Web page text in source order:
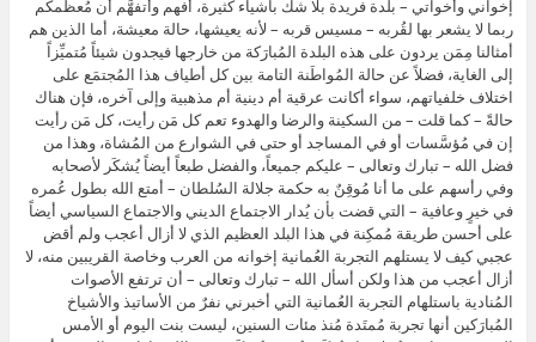
إخواني وأخواتي – بلدة فريدة بلا شك بأشياء كثيرة، أفهم وأتفهَّم أن مُعظَمكم
ربما لا يشعر بها لقُربه – مسيس قربه – لأنه يعيشها، حالة معيشة، أما الذين هم
أمثالنا مِمَن يردون على هذه البلدة المُبارَكة من خارجها فيجدون شيئاً مُتميِّزاً
إلى الغاية، فضلاً عن حالة المُواطَنة التامة بين كل أطياف هذا المُجتمَع على
اختلاف خلفياتهم، سواء أكانت عرقية أم دينية أم مذهبية وإلى آخره، فإن هناك
حالةً – كما قلت – من السكينة والرضا والهدوء تعم كل مَن رأيت، كل مَن رأيت
إن في مُؤسَّسات أو في المساجد أو حتى في الشوارع من المُشاة، وهذا من
فضل الله – تبارك وتعالى – عليكم جميعاً، والفضل طبعاً أيضاً يُشكَر لأصحابه
وفي رأسهم على ما أنا مُوقِنٌ به حكمة جلالة السُلطان – أمتع الله بطول عُمره
في خيرٍ وعافية – التي قضت بأن يُدار الاجتماع الديني والاجتماع السياسي أيضاً
على أحسن طريقة مُمكِنة في هذا البلد العظيم الذي لا أزال أعجب ولم أقض
عجبي كيف لا يستلهم التجربة العُمانية إخوانه من العرب وخاصة القريبين منه، لا
أزال أعجب من هذا ولكن أسأل الله – تبارك وتعالى – أن ترتفع الأصوات
المُنادية باستلهام التجربة العُمانية التي أخبرني نفرٌ من الأساتيذ والأشياخ
المُبارَكين أنها تجربة مُمتَدة مُنذ مئات السنين، ليست بنت اليوم أو الأمس